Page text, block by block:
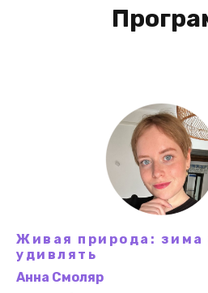
Живая природа: зима
удивлять
Анна Смоляр